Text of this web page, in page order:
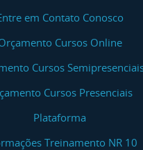
em Contato Conosco
Cursos Online
Cursos
Cursos Presenciais
Plataforma
Treinamento NR 10